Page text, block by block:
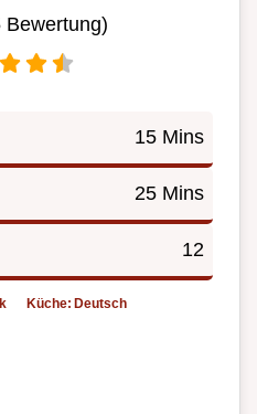
Bewertung)
15 Mins
25 Mins
12
Küche: Deutsch